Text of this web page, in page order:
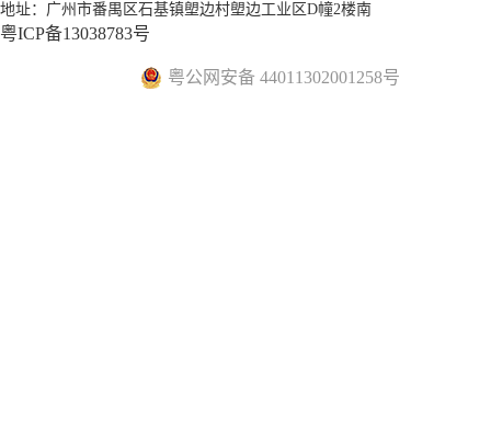
地址：广州市番禺区石基镇塱边村塱边工业区D幢2楼南
粤ICP备13038783号
粤公网安备 44011302001258号